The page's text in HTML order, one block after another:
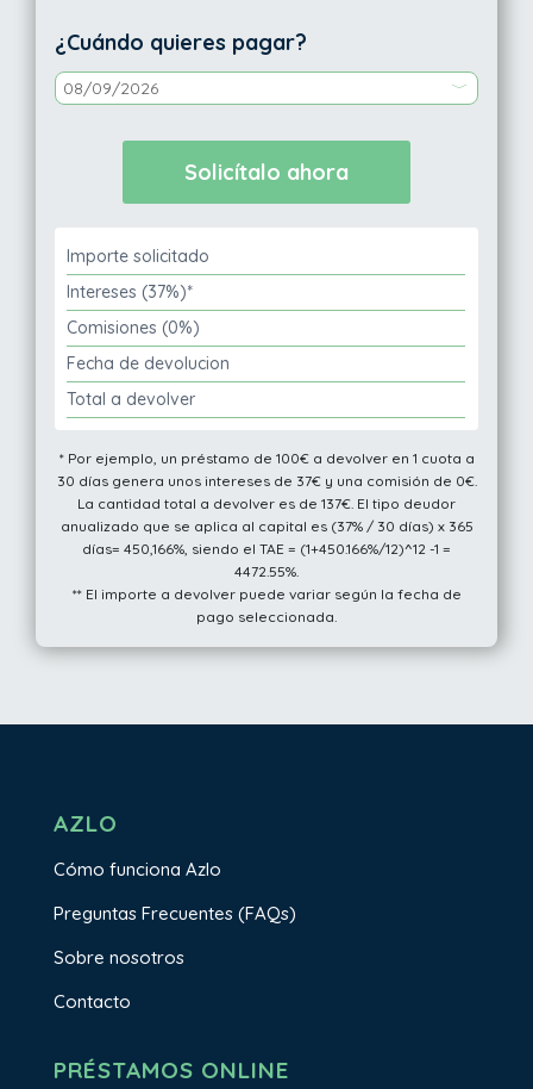
¿Cuándo quieres pagar?
Importe solicitado
Intereses (37%)*
Comisiones (0%)
Fecha de devolucion
Total a devolver
* Por ejemplo, un préstamo de 100€ a devolver en 1 cuota a
30 días genera unos intereses de 37€ y una comisión de 0€.
La cantidad total a devolver es de 137€. El tipo deudor
anualizado que se aplica al capital es (37% / 30 días) x 365
días= 450,166%, siendo el TAE = (1+450.166%/12)^12 -1 =
4472.55%.
** El importe a devolver puede variar según la fecha de
pago seleccionada.
AZLO
Cómo funciona Azlo
Preguntas Frecuentes (FAQs)
Sobre nosotros
Contacto
PRÉSTAMOS ONLINE